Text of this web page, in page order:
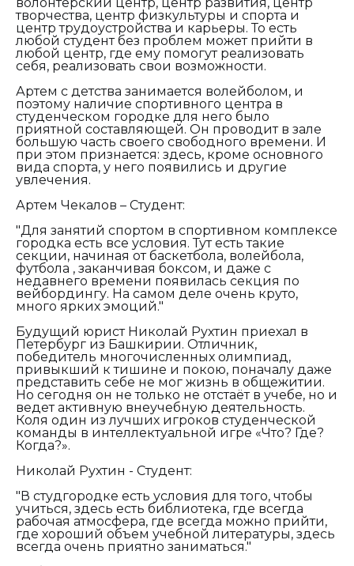
творчества, центр физкультуры и спорта и
центр трудоустройства и карьеры. То есть
любой студент без проблем может прийти в
любой центр, где ему помогут реализовать
себя, реализовать свои возможности.
Артем с детства занимается волейболом, и
поэтому наличие спортивного центра в
студенческом городке для него было
приятной составляющей. Он проводит в зале
большую часть своего свободного времени. И
при этом признается: здесь, кроме основного
вида спорта, у него появились и другие
увлечения.
Артем Чекалов – Студент:
"Для занятий спортом в спортивном комплексе
городка есть все условия. Тут есть такие
секции, начиная от баскетбола, волейбола,
футбола , заканчивая боксом, и даже с
недавнего времени появилась секция по
вейбордингу. На самом деле очень круто,
много ярких эмоций."
Будущий юрист Николай Рухтин приехал в
Петербург из Башкирии. Отличник,
победитель многочисленных олимпиад,
привыкший к тишине и покою, поначалу даже
представить себе не мог жизнь в общежитии.
Но сегодня он не только не отстаёт в учебе, но и
ведет активную внеучебную деятельность.
Коля один из лучших игроков студенческой
команды в интеллектуальной игре «Что? Где?
Когда?».
Николай Рухтин - Студент:
"В студгородке есть условия для того, чтобы
учиться, здесь есть библиотека, где всегда
рабочая атмосфера, где всегда можно прийти,
где хороший объем учебной литературы, здесь
всегда очень приятно заниматься."